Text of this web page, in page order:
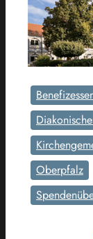
Oberpfalz